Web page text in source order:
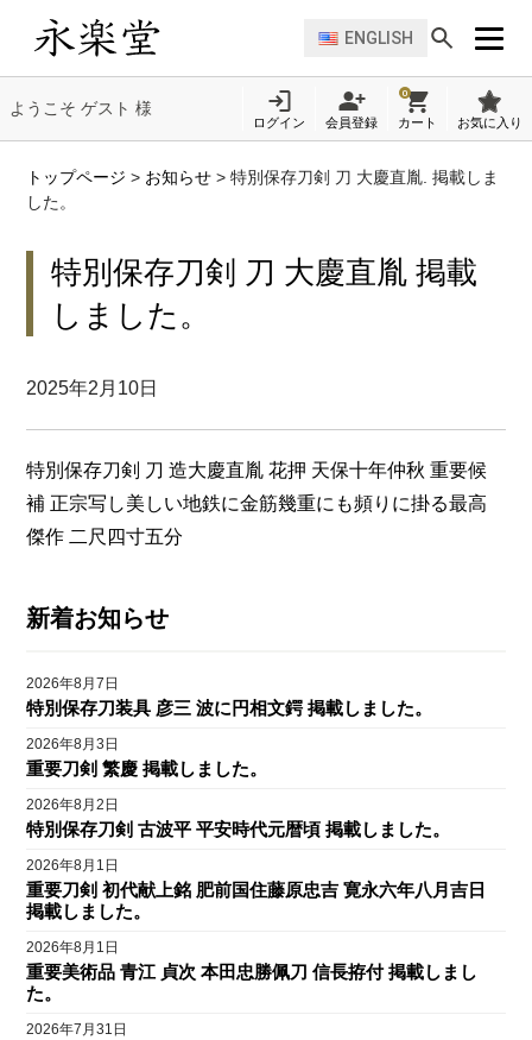
ENGLISH
ようこそ ゲスト 様
ログイン 会員登録
0
カート お気に入り
トップページ > お知らせ >特別保存刀剣 刀 大慶直胤. 掲載しま
した。
特別保存刀剣 刀 大慶直胤 掲載
しました。
2025年2月10日
特別保存刀剣 刀 造大慶直胤 花押 天保十年仲秋 重要候
補 正宗写し美しい地鉄に金筋幾重にも頻りに掛る最高
傑作 二尺四寸五分
新着お知らせ
2026年8月7日
特別保存刀装具 彦三 波に円相文鍔 掲載しました。
2026年8月3日
重要刀剣 繁慶 掲載しました。
2026年8月2日
特別保存刀剣 古波平 平安時代元暦頃 掲載しました。
2026年8月1日
重要刀剣 初代献上銘 肥前国住藤原忠吉 寛永六年八月吉日
掲載しました。
2026年8月1日
重要美術品 青江 貞次 本田忠勝佩刀 信長拵付 掲載しまし
た。
2026年7月31日